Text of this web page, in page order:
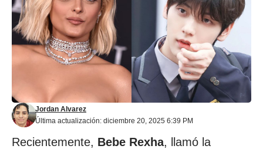
Última actualización: diciembre 20, 2025 6:39 PM
Jordan Alvarez
Recientemente, Bebe Rexha, llamó la